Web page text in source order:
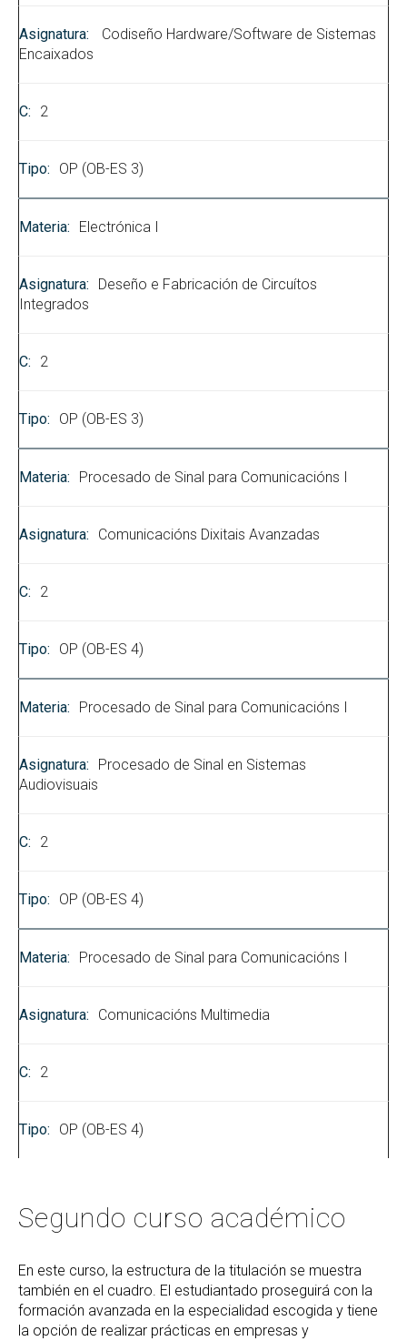
Codiseño Hardware/Software de Sistemas
Encaixados
2
OP (OB-ES 3)
Electrónica I
Deseño e Fabricación de Circuítos
Integrados
2
OP (OB-ES 3)
Procesado de Sinal para Comunicacións I
Comunicacións Dixitais Avanzadas
2
OP (OB-ES 4)
Procesado de Sinal para Comunicacións I
Procesado de Sinal en Sistemas
Audiovisuais
2
OP (OB-ES 4)
Procesado de Sinal para Comunicacións I
Comunicacións Multimedia
2
OP (OB-ES 4)
Segundo curso académico
En este curso, la estructura de la titulación se muestra
también en el cuadro. El estudiantado proseguirá con la
formación avanzada en la especialidad escogida y tiene
la opción de realizar prácticas en empresas y